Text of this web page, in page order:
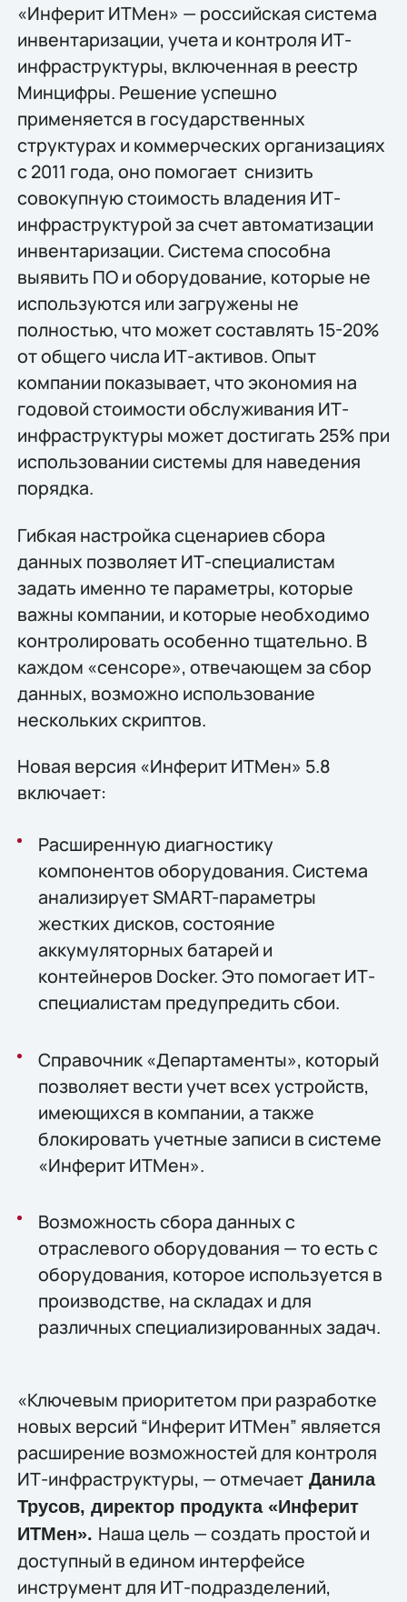
«Инферит ИТМен» — российская система
инвентаризации, учета и контроля ИТ-
инфраструктуры, включенная в реестр
Минцифры. Решение успешно
применяется в государственных
структурах и коммерческих организациях
с 2011 года, оно помогает снизить
совокупную стоимость владения ИТ-
инфраструктурой за счет автоматизации
инвентаризации. Система способна
выявить ПО и оборудование, которые не
используются или загружены не
полностью, что может составлять 15-20%
от общего числа ИТ-активов. Опыт
компании показывает, что экономия на
годовой стоимости обслуживания ИТ-
инфраструктуры может достигать 25% при
использовании системы для наведения
порядка.
Гибкая настройка сценариев сбора
данных позволяет ИТ-специалистам
задать именно те параметры, которые
важны компании, и которые необходимо
контролировать особенно тщательно. В
каждом «сенсоре», отвечающем за сбор
данных, возможно использование
нескольких скриптов.
Новая версия «Инферит ИТМен» 5.8
включает:
Расширенную диагностику
компонентов оборудования. Система
анализирует SMART-параметры
жестких дисков, состояние
аккумуляторных батарей и
контейнеров Docker. Это помогает ИТ-
специалистам предупредить сбои.
Справочник «Департаменты», который
позволяет вести учет всех устройств,
имеющихся в компании, а также
блокировать учетные записи в системе
«Инферит ИТМен».
Возможность сбора данных с
отраслевого оборудования — то есть с
оборудования, которое используется в
производстве, на складах и для
различных специализированных задач.
«Ключевым приоритетом при разработке
новых версий “Инферит ИТМен” является
расширение возможностей для контроля
ИТ-инфраструктуры, — отмечаетДанила
Трусов, директор продукта «Инферит
ИТМен». Наша цель — создать простой и
доступный в едином интерфейсе
инструмент для ИТ-подразделений,